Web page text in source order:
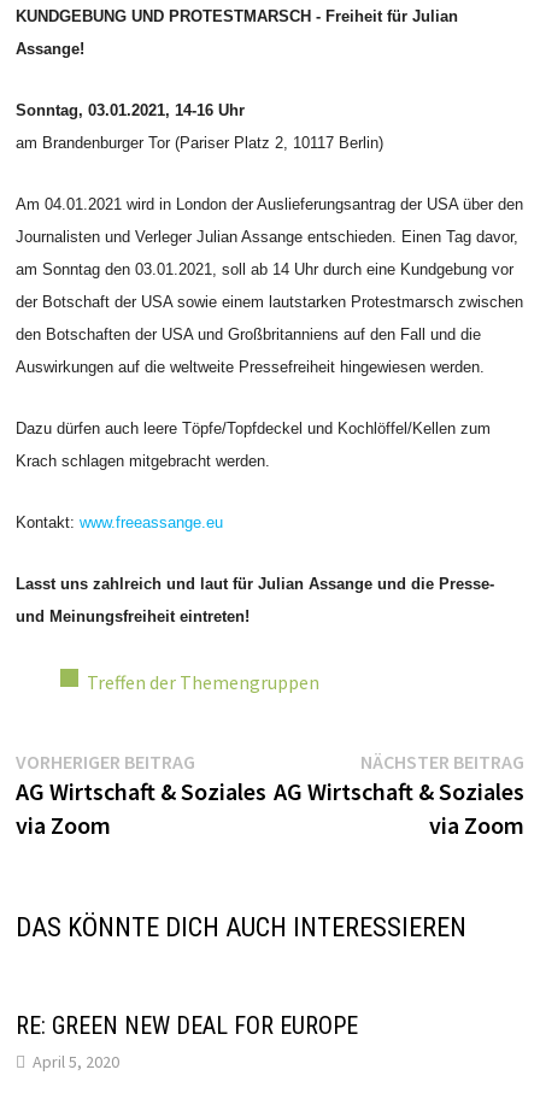
KUNDGEBUNG UND PROTESTMARSCH - Freiheit für Julian
Assange!
Sonntag, 03.01.2021, 14-16 Uhr
am Brandenburger Tor (Pariser Platz 2, 10117 Berlin)
Am 04.01.2021 wird in London der Auslieferungsantrag der USA über den
Journalisten und Verleger Julian Assange entschieden. Einen Tag davor,
am Sonntag den 03.01.2021, soll ab 14 Uhr durch eine Kundgebung vor
der Botschaft der USA sowie einem lautstarken Protestmarsch zwischen
den Botschaften der USA und Großbritanniens auf den Fall und die
Auswirkungen auf die weltweite Pressefreiheit hingewiesen werden.
Dazu dürfen auch leere Töpfe/Topfdeckel und Kochlöffel/Kellen zum
Krach schlagen mitgebracht werden.
Kontakt: www.freeassange.eu
Lasst uns zahlreich und laut für Julian Assange und die Presse-
und Meinungsfreiheit eintreten!
Treffen der Themengruppen
Beitragsnavigation
VORHERIGER BEITRAGVorheriger
Beitrag:
AG Wirtschaft & Soziales
via Zoom
NÄCHSTER BEITRAG
AG Wirtschaft & Soziales
via Zoom
DAS KÖNNTE DICH AUCH INTERESSIEREN
RE: GREEN NEW DEAL FOR EUROPE
April 5, 2020